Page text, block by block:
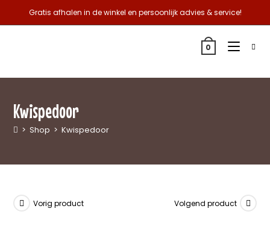
Gratis afhalen in de winkel en persoonlijk advies & service!
0
Kwispedoor
> Shop > Kwispedoor
Vorig product Volgend product